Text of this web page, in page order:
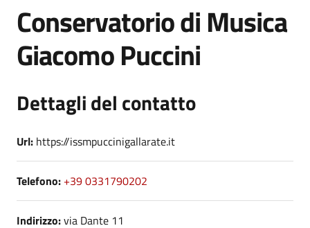
Conservatorio di Musica
Giacomo Puccini
Dettagli del contatto
Url: https://issmpuccinigallarate.it
Telefono: +39 0331790202
Indirizzo:via Dante 11